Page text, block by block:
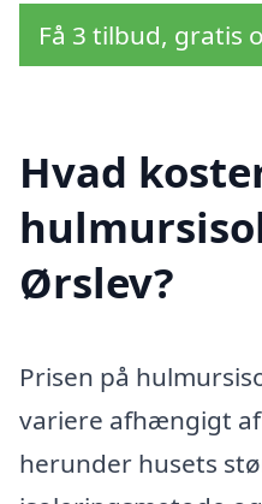
Få 3 tilbud, gratis
Hvad
Ørslev?
Prisen på
variere afhængigt
herunder husets